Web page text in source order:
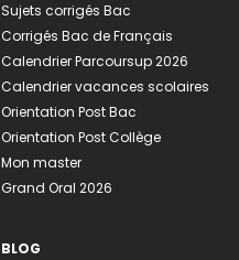
Sujets corrigés Bac
Corrigés Bac de Français
Calendrier Parcoursup 2026
Calendrier vacances scolaires
Orientation Post Bac
Orientation Post Collège
Mon master
Grand Oral 2026
BLOG